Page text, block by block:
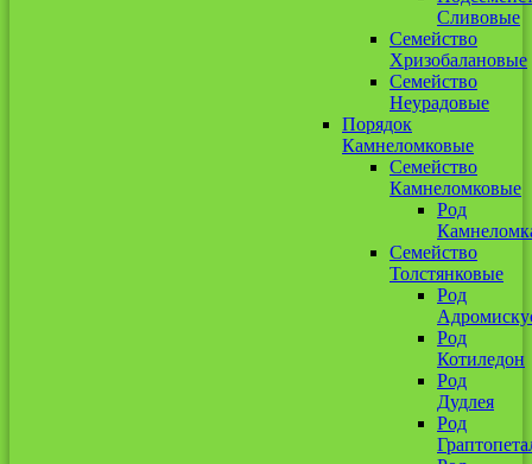
Сливовые
Семейство
Хризобалановые
Семейство
Неурадовые
Порядок
Камнеломковые
Семейство
Камнеломковые
Род
Семейство
Толстянковые
Род
Род
Котиледон
Род
Дудлея
Род